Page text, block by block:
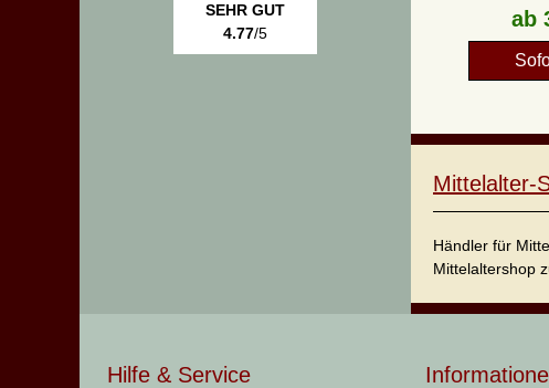
SEHR GUT
4.77/5
ab
Mittelalter-
Händler für
Mittelaltershop
Hilfe & Service